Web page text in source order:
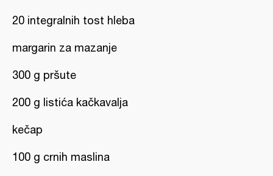
20 integralnih tost hleba
margarin za mazanje
300 g pršute
200 g listića kačkavalja
kečap
100 g crnih maslina